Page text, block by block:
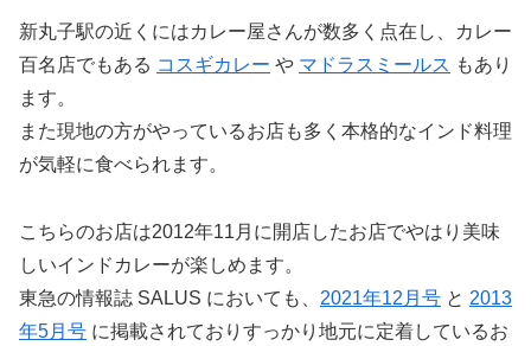
新丸子駅の近くにはカレー屋さんが数多く点在し、カレー
百名店でもある コスギカレー や マドラスミールス もあり
ます。
また現地の方がやっているお店も多く本格的なインド料理
が気軽に食べられます。
こちらのお店は2012年11月に開店したお店でやはり美味
しいインドカレーが楽しめます。
東急の情報誌 SALUS においても、 2021年12月号 と 2013
年5月号 に掲載されておりすっかり地元に定着しているお